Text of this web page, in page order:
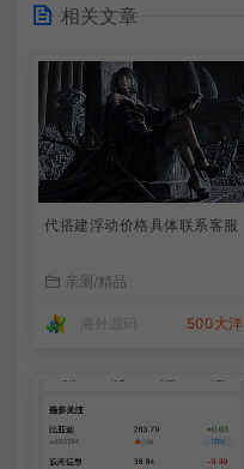
相关文章
代搭建浮动价格具体联系客服
亲测/精品
海外源码 500大洋